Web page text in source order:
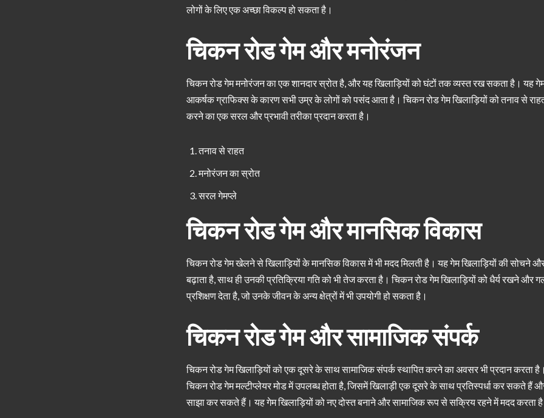
लोगों के लिए एक अच्छा विकल्प हो सकता है।
चिकन रोड गेम और मनोरंजन
चिकन रोड गेम मनोरंजन का एक शानदार स्रोत है, और यह खिलाड़ियों को घंटों तक व्यस्त रख सकता है। यह
आकर्षक ग्राफिक्स के कारण सभी उम्र के लोगों को पसंद आता है। चिकन रोड गेम खिलाड़ियों को तनाव से
करने का एक सरल और प्रभावी तरीका प्रदान करता है।
तनाव से राहत
मनोरंजन का स्रोत
सरल गेमप्ले
चिकन रोड गेम और मानसिक विकास
चिकन रोड गेम खेलने से खिलाड़ियों के मानसिक विकास में भी मदद मिलती है। यह गेम खिलाड़ियों की सोचने और
बढ़ाता है, साथ ही उनकी प्रतिक्रिया गति को भी तेज करता है। चिकन रोड गेम खिलाड़ियों को धैर्य रखने और
प्रशिक्षण देता है, जो उनके जीवन के अन्य क्षेत्रों में भी उपयोगी हो सकता है।
चिकन रोड गेम और सामाजिक संपर्क
चिकन रोड गेम खिलाड़ियों को एक दूसरे के साथ सामाजिक संपर्क स्थापित करने का अवसर भी प्रदान करता
चिकन रोड गेम मल्टीप्लेयर मोड में उपलब्ध होता है, जिसमें खिलाड़ी एक दूसरे के साथ प्रतिस्पर्धा कर सकते हैं
साझा कर सकते हैं। यह गेम खिलाड़ियों को नए दोस्त बनाने और सामाजिक रूप से सक्रिय रहने में मदद करता